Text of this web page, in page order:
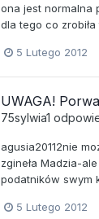
ona jest normalna
dla tego co
5 Lutego 2012
UWAGA!
75sylwia1
agusia20112nie
zgineła Madzia-
podatników swym
5 Lutego 2012